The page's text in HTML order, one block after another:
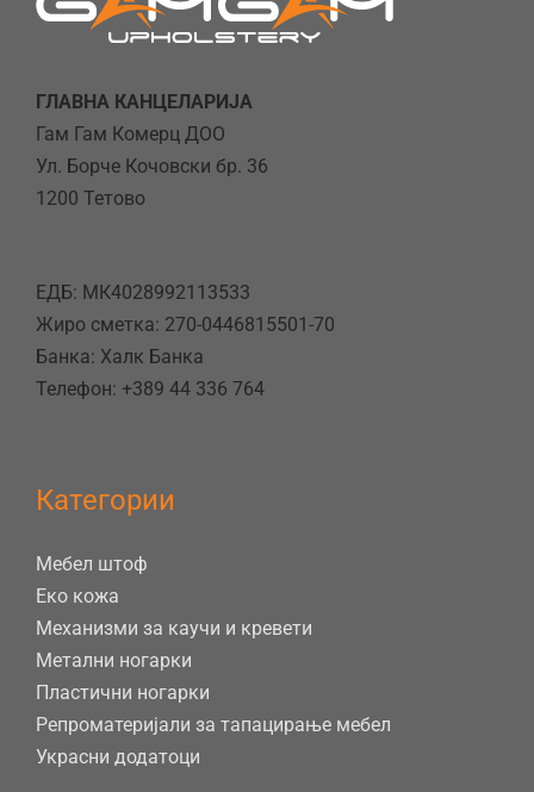
ГЛАВНА КАНЦЕЛАРИЈА
Гам Гам Комерц ДОО
Ул. Борче Кочовски бр. 36
1200 Тетово
ЕДБ: МК4028992113533
Жиро сметка: 270-0446815501-70
Банка: Халк Банка
Телефон: +389 44 336 764
Категории
Мебел штоф
Еко кожа
Механизми за каучи и кревети
Метални ногарки
Пластични ногарки
Репроматеријали за тапацирање мебел
Украсни додатоци